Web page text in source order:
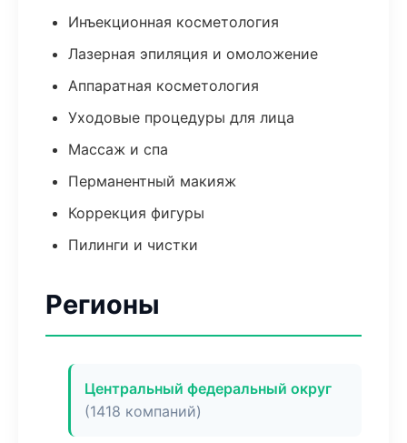
Инъекционная косметология
Лазерная эпиляция и омоложение
Аппаратная косметология
Уходовые процедуры для лица
Массаж и спа
Перманентный макияж
Коррекция фигуры
Пилинги и чистки
Регионы
Центральный федеральный округ
(1418 компаний)